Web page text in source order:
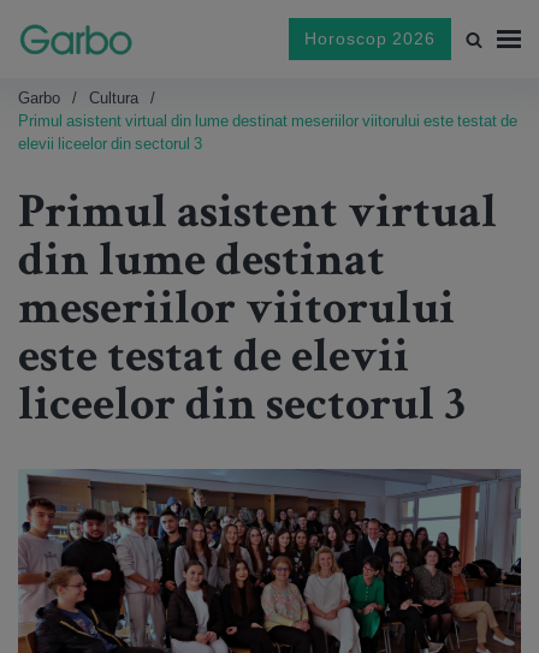
Horoscop 2026
Garbo
Cultura
Primul asistent virtual din lume destinat meseriilor viitorului este testat de
elevii liceelor din sectorul 3
Primul asistent virtual
din lume destinat
meseriilor viitorului
este testat de elevii
liceelor din sectorul 3